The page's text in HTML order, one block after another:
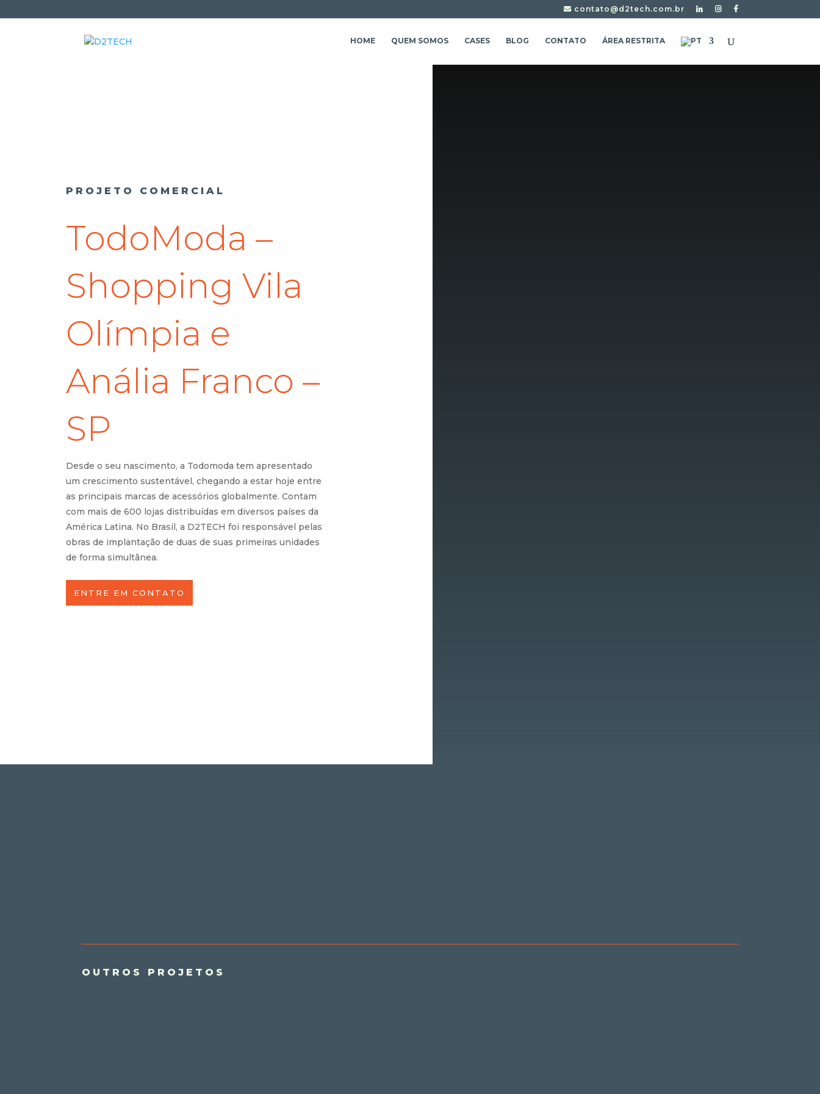
contato@d2tech.com.br
HOME QUEM SOMOS CASES BLOG CONTATO ÁREA RESTRITA
PROJETO COMERCIAL
TodoModa –
Shopping Vila
Olímpia e
Anália Franco –
SP
Desde o seu nascimento, a Todomoda tem apresentado
um crescimento sustentável, chegando a estar hoje entre
as principais marcas de acessórios globalmente. Contam
com mais de 600 lojas distribuídas em diversos países da
América Latina. No Brasil, a D2TECH foi responsável pelas
obras de implantação de duas de suas primeiras unidades
de forma simultânea.
ENTRE EM CONTATO
OUTROS PROJETOS